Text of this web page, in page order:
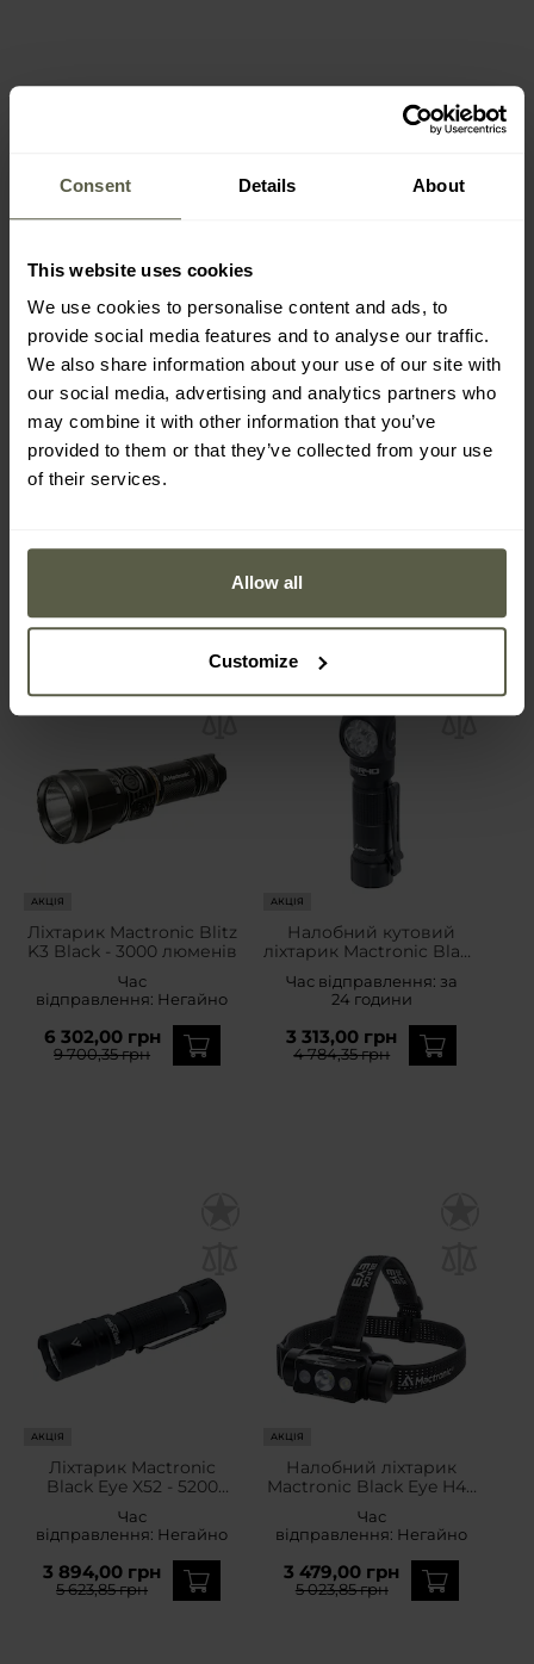
Consent Details About
This website uses cookies
We use cookies to personalise content and ads, to
provide social media features and to analyse our traffic.
We also share information about your use of our site with
our social media, advertising and analytics partners who
may combine it with other information that you’ve
provided to them or that they’ve collected from your use
of their services.
Allow all
Customize
АКЦІЯ
Налобний та кутовий
ліхтарик Armytek
Wizard C2 Pro MAX CW
PCB - 4000 люменів
Час
відправлення:Негайно
АКЦІЯ
ПЕРСОНАЛІЗАЦІЯ
Ліхтарик Armytek Prime
C2 Pro MAX White - 4000
люменів
Час
відправлення:Негайно
АКЦІЯ
Ліхтарик Mactronic Blitz
K3 Black - 3000 люменів
Час
відправлення: Негайно
6 302,00 грн
9 700,35 грн
АКЦІЯ
Налобний кутовий
ліхтарик Mactronic Black
Eye R40 — 4000
люменів
Час відправлення: за
24 години
3 313,00 грн
4 784,35 грн
АКЦІЯ
Ліхтарик Mactronic
Black Eye X52 - 5200
Час
відправлення: Негайно
3 894,00 грн
5 623,85 грн
АКЦІЯ
Налобний ліхтарик
Mactronic Black Eye H40
Час
відправлення: Негайно
3 479,00 грн
5 023,85 грн